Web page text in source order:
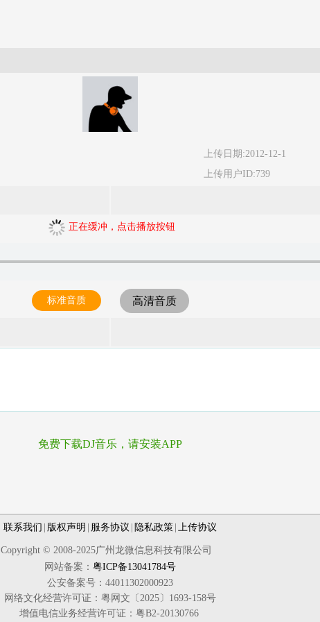
上传日期:2012-12-1
上传用户ID:739
正在缓冲，点击播放按钮
标准音质 高清音质
免费下载DJ音乐，请安装APP
联系我们 版权声明 服务协议 隐私政策 上传协议
Copyright © 2008-2025广州龙微信息科技有限公司
网站备案： 粤ICP备13041784号
公安备案号：44011302000923
网络文化经营许可证：粤网文〔2025〕1693-158号
增值电信业务经营许可证：粤B2-20130766